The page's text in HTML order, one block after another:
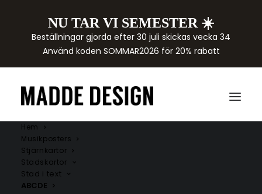
NU TAR VI SEMESTER ☀️
Beställningar gjorda efter 30 juli skickas vecka 34
Använd koden SOMMAR2026 för 20% rabatt
Hem
Musikposters
Stjärnkartor
Stadskartor
Stad i text
ABCDE